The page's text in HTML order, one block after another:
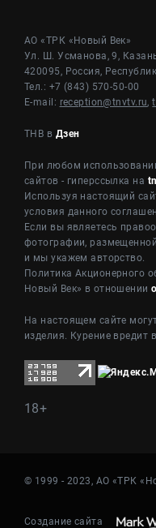
АО «ТРК «Новый Век»
Ул. Ш. Усманова, 9,
420095, Россия,
Тел.: +7 (843) 570-50-00
E-mail: reception@tnvtv.ru,
ТНВ в Дзен
При любом
сайтов - гиперссылка на
Используя настоящий
условия данного
Если вы являетесь
фотографии,
и мы укажем авторство.
Политика Акционерного
Новый Век» в отношении
На настоящем сайте
изделия. Курение вредит
18+
© 1999 - 2023, АО «ТРК
Создание сайта